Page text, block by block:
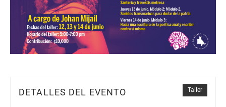
Taller
DETALLES DEL EVENTO